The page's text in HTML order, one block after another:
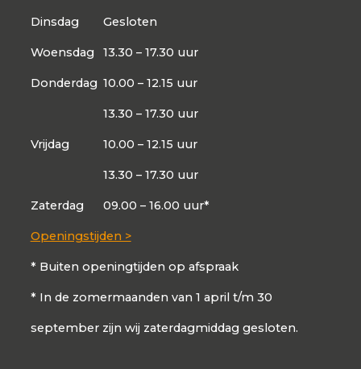
Dinsdag Gesloten
Woensdag 13.30 – 17.30 uur
Donderdag 10.00 – 12.15 uur
13.30 – 17.30 uur
Vrijdag 10.00 – 12.15 uur
13.30 – 17.30 uur
Zaterdag 09.00 – 16.00 uur*
Openingstijden >
* Buiten openingtijden op afspraak
* In de zomermaanden van 1 april t/m 30
september zijn wij zaterdagmiddag gesloten.